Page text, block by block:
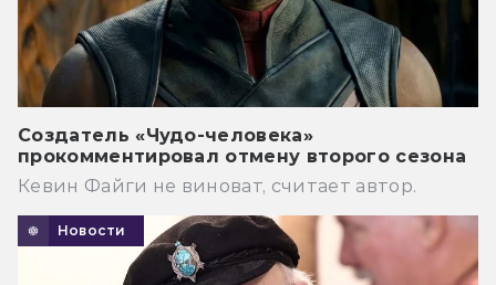
Создатель «Чудо-человека»
прокомментировал отмену второго сезона
Кевин Файги не виноват, считает автор.
Новости